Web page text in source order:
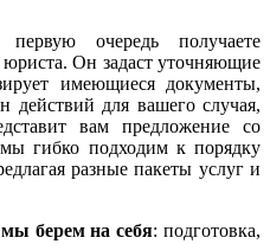
очередь получаете
Он задаст уточняющие
имеющиеся документы,
действий для вашего случая,
вам предложение со
гибко подходим к порядку
разные пакеты услуг и
берем на себя: подготовка,